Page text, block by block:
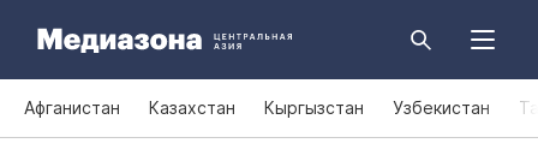
Афганистан Казахстан Кыргызстан Узбекистан